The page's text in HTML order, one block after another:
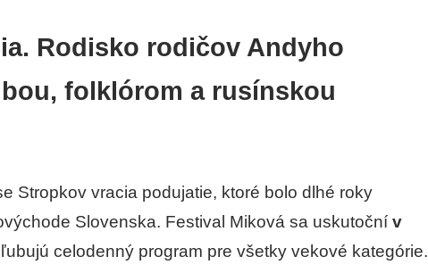
Rodisko rodičov Andyho
folklórom a rusínskou
Stropkov vracia podujatie, ktoré bolo dlhé roky
Slovenska. Festival Miková sa uskutoční v
celodenný program pre všetky vekové kategórie.